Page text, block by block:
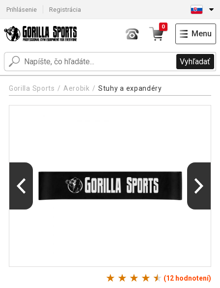
Prihlásenie Registrácia
Vyhľadať
0
Menu
Gorilla Sports Aerobik Stuhy a expandéry
(12 hodnotení)